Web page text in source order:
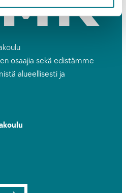
osaajia sekä edistämme
alueellisesti ja